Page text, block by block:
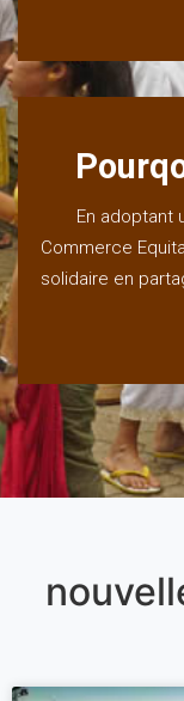
En adoptant
Commerce
solidaire en